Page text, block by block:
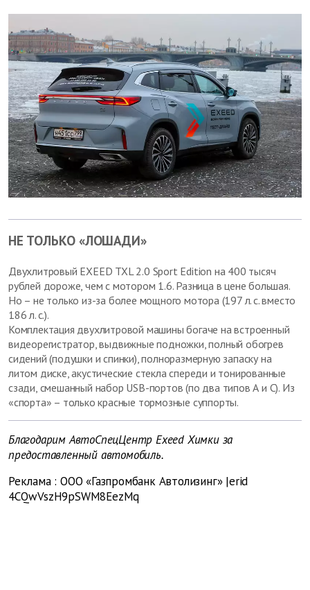
НЕ ТОЛЬКО «ЛОШАДИ»
Двухлитровый EXEED TXL 2.0 Sport Edition на 400 тысяч
рублей дороже, чем с мотором 1.6. Разница в цене большая.
Но – не только из-за более мощного мотора (197 л. с. вместо
186 л. с.).
Комплектация двухлитровой машины богаче на встроенный
видеорегистратор, выдвижные подножки, полный обогрев
сидений (подушки и спинки), полноразмерную запаску на
литом диске, акустические стекла спереди и тонированные
сзади, смешанный набор USB-портов (по два типов А и С). Из
«спорта» – только красные тормозные суппорты.
Благодарим АвтоСпецЦентр Exeed Химки за
предоставленный автомобиль.
Реклама : ООО «Газпромбанк Автолизинг» |erid
4CQwVszH9pSWM8EezMq